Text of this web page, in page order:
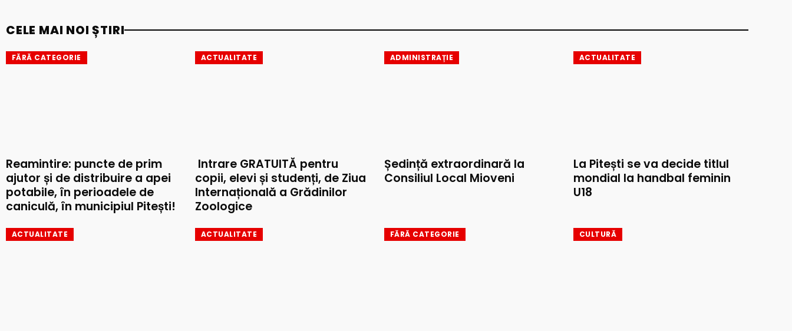
CELE MAI NOI ȘTIRI
FĂRĂ CATEGORIE
Reamintire: puncte de prim
ajutor și de distribuire a apei
potabile, în perioadele de
caniculă, în municipiul Pitești!
ACTUALITATE
Intrare GRATUITĂ pentru
copii, elevi și studenți, de Ziua
Internațională a Grădinilor
Zoologice
ADMINISTRAȚIE
Ședință extraordinară la
Consiliul Local Mioveni
ACTUALITATE
La Pitești se va decide titlul
mondial la handbal feminin
U18
ACTUALITATE ACTUALITATE FĂRĂ CATEGORIE CULTURĂ